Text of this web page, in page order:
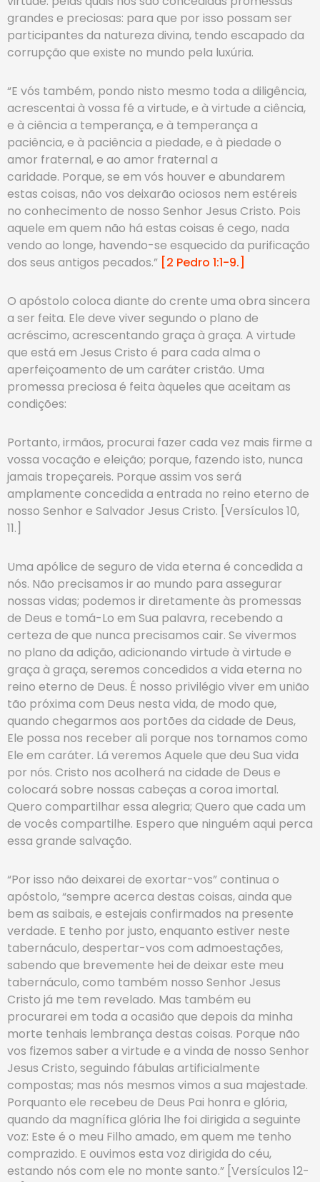
grandes e preciosas: para que por isso possam ser
participantes da natureza divina, tendo escapado da
corrupção que existe no mundo pela luxúria.
“E vós também, pondo nisto mesmo toda a diligência,
acrescentai à vossa fé a virtude, e à virtude a ciência,
e à ciência a temperança, e à temperança a
paciência, e à paciência a piedade, e à piedade o
amor fraternal, e ao amor fraternal a
caridade. Porque, se em vós houver e abundarem
estas coisas, não vos deixarão ociosos nem estéreis
no conhecimento de nosso Senhor Jesus Cristo. Pois
aquele em quem não há estas coisas é cego, nada
vendo ao longe, havendo-se esquecido da purificação
dos seus antigos pecados.” [2 Pedro 1:1-9.]
O apóstolo coloca diante do crente uma obra sincera
a ser feita. Ele deve viver segundo o plano de
acréscimo, acrescentando graça à graça. A virtude
que está em Jesus Cristo é para cada alma o
aperfeiçoamento de um caráter cristão. Uma
promessa preciosa é feita àqueles que aceitam as
condições:
Portanto, irmãos, procurai fazer cada vez mais firme a
vossa vocação e eleição; porque, fazendo isto, nunca
jamais tropeçareis. Porque assim vos será
amplamente concedida a entrada no reino eterno de
nosso Senhor e Salvador Jesus Cristo. [Versículos 10,
11.]
Uma apólice de seguro de vida eterna é concedida a
nós. Não precisamos ir ao mundo para assegurar
nossas vidas; podemos ir diretamente às promessas
de Deus e tomá-Lo em Sua palavra, recebendo a
certeza de que nunca precisamos cair. Se vivermos
no plano da adição, adicionando virtude à virtude e
graça à graça, seremos concedidos a vida eterna no
reino eterno de Deus. É nosso privilégio viver em união
tão próxima com Deus nesta vida, de modo que,
quando chegarmos aos portões da cidade de Deus,
Ele possa nos receber ali porque nos tornamos como
Ele em caráter. Lá veremos Aquele que deu Sua vida
por nós. Cristo nos acolherá na cidade de Deus e
colocará sobre nossas cabeças a coroa imortal.
Quero compartilhar essa alegria; Quero que cada um
de vocês compartilhe. Espero que ninguém aqui perca
essa grande salvação.
“Por isso não deixarei de exortar-vos” continua o
apóstolo, “sempre acerca destas coisas, ainda que
bem as saibais, e estejais confirmados na presente
verdade. E tenho por justo, enquanto estiver neste
tabernáculo, despertar-vos com admoestações,
sabendo que brevemente hei de deixar este meu
tabernáculo, como também nosso Senhor Jesus
Cristo já me tem revelado. Mas também eu
procurarei em toda a ocasião que depois da minha
morte tenhais lembrança destas coisas. Porque não
vos fizemos saber a virtude e a vinda de nosso Senhor
Jesus Cristo, seguindo fábulas artificialmente
compostas; mas nós mesmos vimos a sua majestade.
Porquanto ele recebeu de Deus Pai honra e glória,
quando da magnífica glória lhe foi dirigida a seguinte
voz: Este é o meu Filho amado, em quem me tenho
comprazido. E ouvimos esta voz dirigida do céu,
estando nós com ele no monte santo.” [Versículos 12-